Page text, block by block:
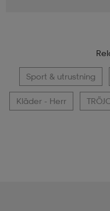
Sport & utrustning
Kläder - Herr